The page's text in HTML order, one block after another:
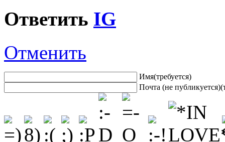
Ответить IG
Отменить
Имя(требуется)
Почта (не